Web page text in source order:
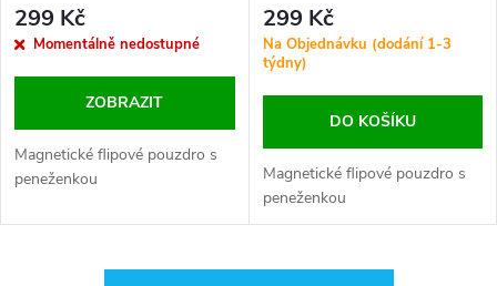
299 Kč
Momentálně nedostupné
ZOBRAZIT
Magnetické flipové pouzdro s
peneženkou
299 Kč
Na Objednávku (dodání 1-3
týdny)
DO KOŠÍKU
Magnetické flipové pouzdro s
peneženkou